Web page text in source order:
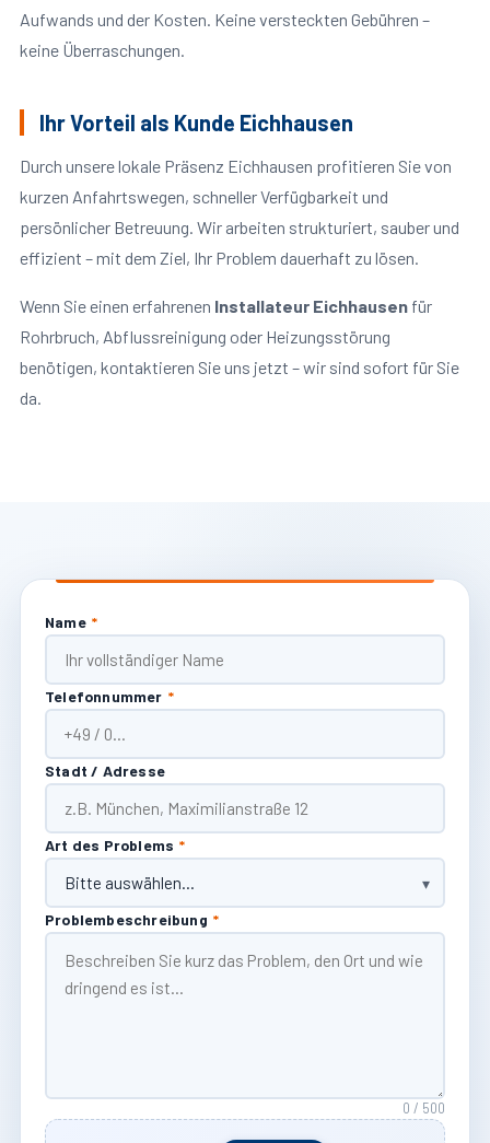
Aufwands und der Kosten. Keine versteckten Gebühren –
keine Überraschungen.
Ihr Vorteil als Kunde Eichhausen
Durch unsere lokale Präsenz Eichhausen profitieren Sie von
kurzen Anfahrtswegen, schneller Verfügbarkeit und
persönlicher Betreuung. Wir arbeiten strukturiert, sauber und
effizient – mit dem Ziel, Ihr Problem dauerhaft zu lösen.
Wenn Sie einen erfahrenen Installateur Eichhausenfür
Rohrbruch, Abflussreinigung oder Heizungsstörung
benötigen, kontaktieren Sie uns jetzt – wir sind sofort für Sie
da.
Name *
Telefonnummer *
Stadt / Adresse
Art des Problems *
Problembeschreibung *
0 / 500